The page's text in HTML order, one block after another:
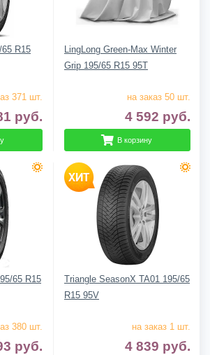
R15
371 шт.
руб.
LingLong Green-Max Winter
Grip 195/65 R15 95T
на заказ 50 шт.
4 592 руб.
В корзину
65 R15
380 шт.
руб.
Triangle SeasonX TA01 195/65
R15 95V
на заказ 1 шт.
4 839 руб.